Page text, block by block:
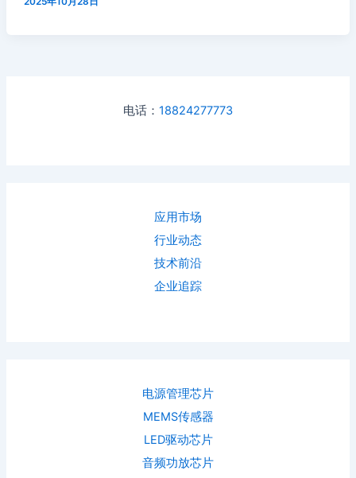
电话： 18824277773
应用市场
行业动态
技术前沿
企业追踪
电源管理芯片
MEMS传感器
LED驱动芯片
音频功放芯片